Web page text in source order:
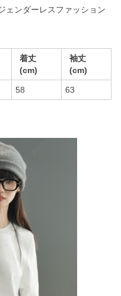
ェンダーレスファッション
着丈
(cm)
袖丈
(cm)
58 63